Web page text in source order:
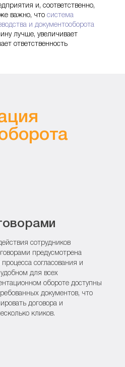
и, соответственно,
важно, что система
и документооборота
лучше, увеличивает
ответственность
сотрудников
предусмотрена
согласования и
для всех
обороте доступны
документов, что
договора и
кликов.